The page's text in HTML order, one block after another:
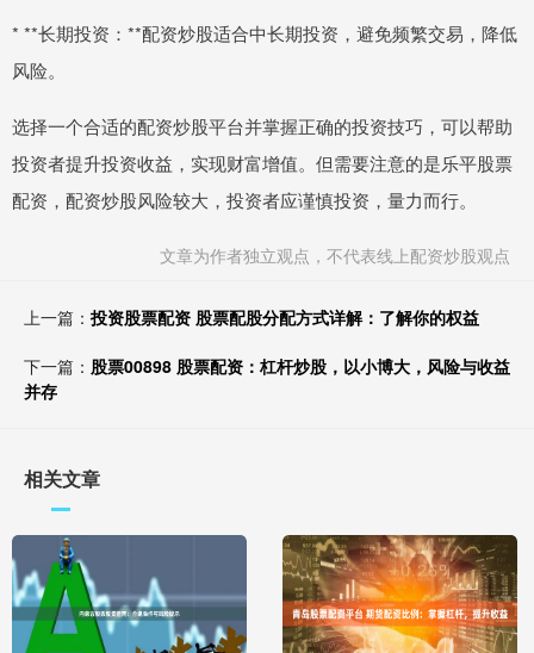
* **长期投资：**配资炒股适合中长期投资，避免频繁交易，降低
风险。
选择一个合适的配资炒股平台并掌握正确的投资技巧，可以帮助
投资者提升投资收益，实现财富增值。但需要注意的是乐平股票
配资，配资炒股风险较大，投资者应谨慎投资，量力而行。
文章为作者独立观点，不代表线上配资炒股观点
上一篇： 投资股票配资 股票配股分配方式详解：了解你的权益
下一篇： 股票00898 股票配资：杠杆炒股，以小博大，风险与收益
并存
相关文章